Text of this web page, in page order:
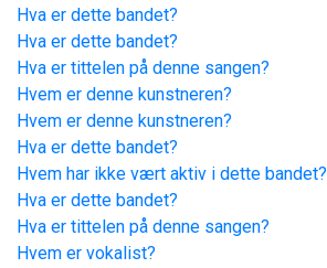
Hva er dette bandet?
Hva er dette bandet?
Hva er tittelen på denne sangen?
Hvem er denne kunstneren?
Hvem er denne kunstneren?
Hva er dette bandet?
Hvem har ikke vært aktiv i dette bandet?
Hva er dette bandet?
Hva er tittelen på denne sangen?
Hvem er vokalist?